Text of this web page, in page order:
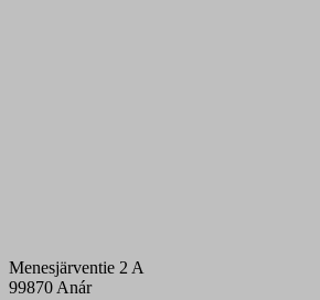
Menesjärventie 2 A
99870 Anár